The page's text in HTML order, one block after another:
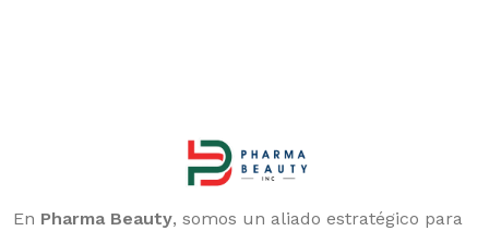
En Pharma Beauty, somos un aliado estratégico para